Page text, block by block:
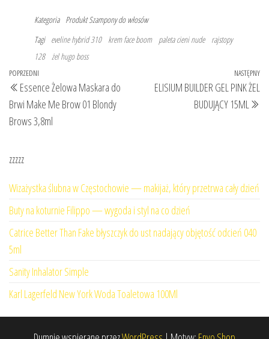
Kategoria ProduktSzampony do włosów
Tagi eveline hybrid 310 krem face boom paleta cieni nude
rajstopy
128 żel hugo boss
Nawigacja
wpisu
Poprzedni
wpis
POPRZEDNI
Essence Żelowa Maskara do
Brwi Make Me Brow 01 Blondy
Brows 3,8ml
NASTĘPNY
ELISIUM BUILDER GEL PINK ŻEL
BUDUJĄCY 15ML
zzzzz
Wizażystka ślubna w Częstochowie — makijaż, który przetrwa cały dzień
Buty na koturnie Filippo — wygoda i styl na co dzień
Catrice Better Than Fake błyszczyk do ust nadający objętość odcień 040
5ml
Sanity Inhalator Simple
Karl Lagerfeld New York Woda Toaletowa 100Ml